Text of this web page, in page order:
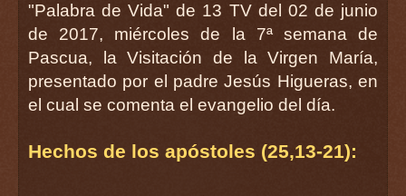
"Palabra de Vida" de 13 TV del 02 de junio
de 2017, miércoles de la 7ª semana de
Pascua, la Visitación de la Virgen María,
presentado por el padre Jesús Higueras, en
el cual se comenta el evangelio del día.
Hechos de los apóstoles (25,13-21):